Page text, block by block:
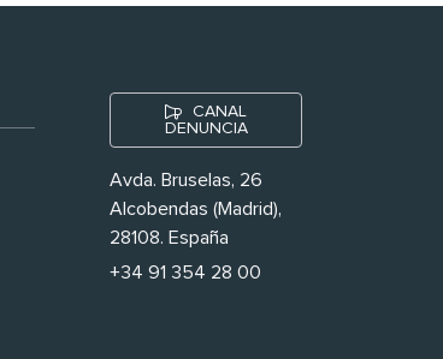
CANAL
DENUNCIA
Avda. Bruselas, 26
Alcobendas (Madrid),
28108. España
+34 91 354 28 00